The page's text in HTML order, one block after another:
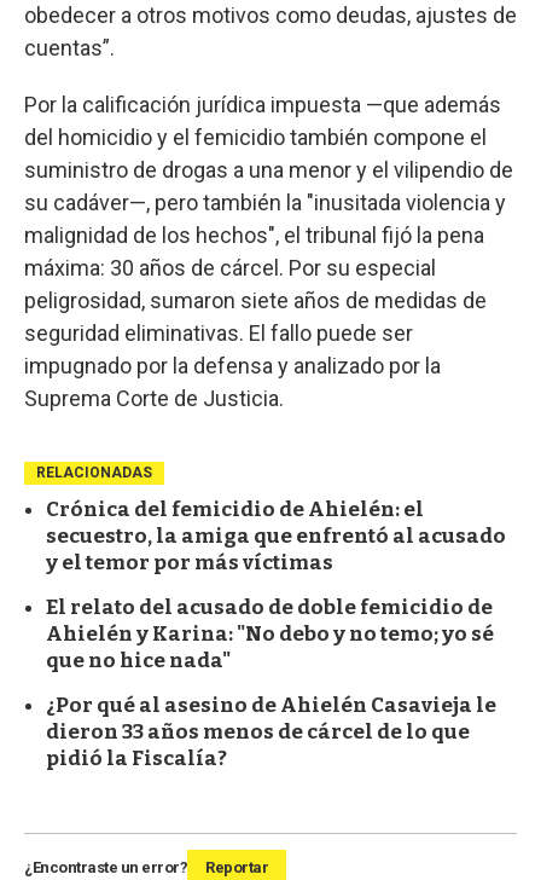
obedecer a otros motivos como deudas, ajustes de
cuentas”.
Por la calificación jurídica impuesta —que además
del homicidio y el femicidio también compone el
suministro de drogas a una menor y el vilipendio de
su cadáver—, pero también la "inusitada violencia y
malignidad de los hechos", el tribunal fijó la pena
máxima: 30 años de cárcel. Por su especial
peligrosidad, sumaron siete años de medidas de
seguridad eliminativas. El fallo puede ser
impugnado por la defensa y analizado por la
Suprema Corte de Justicia.
RELACIONADAS
Crónica del femicidio de Ahielén: el
secuestro, la amiga que enfrentó al acusado
y el temor por más víctimas
El relato del acusado de doble femicidio de
Ahielén y Karina: "No debo y no temo; yo sé
que no hice nada"
¿Por qué al asesino de Ahielén Casavieja le
dieron 33 años menos de cárcel de lo que
pidió la Fiscalía?
¿Encontraste un error? Reportar